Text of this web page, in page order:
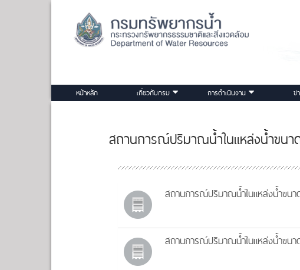
หน้าหลัก เกี่ยวกับกรม การดำเนินงาน ข่
สถานการณ์ปริมาณน้ำในแหล่งน้ำขนา
สถานการณ์ปริมาณน้ำในแหล่งน้ำขน
สถานการณ์ปริมาณน้ำในแหล่งน้ำขน